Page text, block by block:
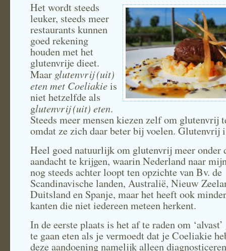
vergoeding
zorgverzekering
Het wordt steeds
leuker, steeds meer
restaurants kunnen
goed rekening
houden met het
glutenvrije dieet.
Maar glutenvrij (uit)
eten met Coeliakieis
niet hetzelfde als
glutenvrij (uit) eten.
Steeds meer mensen kiezen zelf om glutenvrij
omdat ze zich daar beter bij voelen. Glutenvrij
Heel goed natuurlijk om glutenvrij meer onder
aandacht te krijgen, waarin Nederland naar
nog steeds achter loopt ten opzichte van Bv. de
Scandinavische landen, Australië, Nieuw
Duitsland en Spanje, maar het heeft ook
kanten die niet iedereen meteen herkent.
In de eerste plaats is het af te raden om
te gaan eten als je vermoedt dat je Coeliakie
deze aandoening namelijk alleen